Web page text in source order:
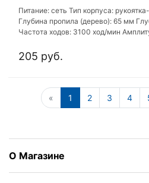
Питание: сеть Тип корпуса:
Глубина пропила (дерево): 65 мм
Частота ходов: 3100 ход/мин
205 руб.
« 1 2 3 4
О Магазине